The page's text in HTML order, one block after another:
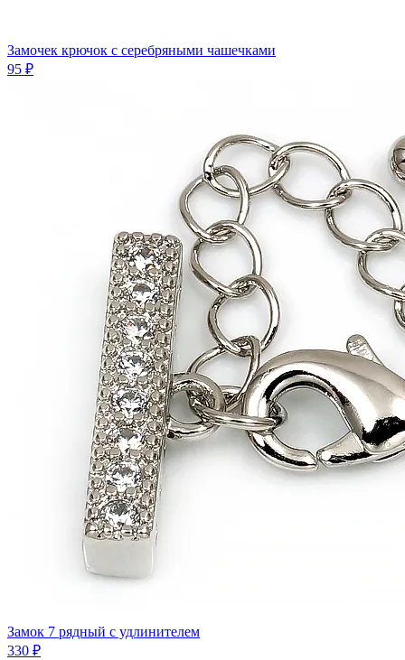
Замочек крючок с серебряными чашечками
95 ₽
Замок 7 рядный с удлинителем
330 ₽